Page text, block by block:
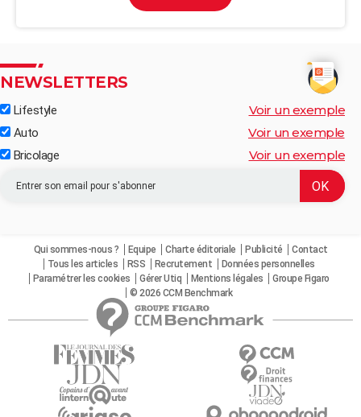
NEWSLETTERS
Lifestyle Voir un exemple
Auto Voir un exemple
Bricolage Voir un exemple
Qui sommes-nous ? Equipe Charte éditoriale Publicité
Contact
Tous les articles
RSS Recrutement
Données personnelles
Paramétrer les cookies
Gérer Utiq Mentions légales
Groupe Figaro
© 2026 CCM Benchmark